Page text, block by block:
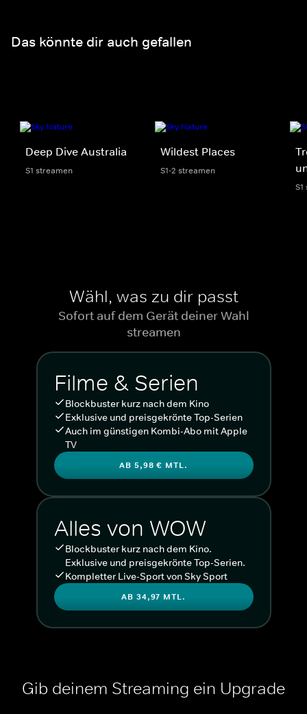
Das könnte dir auch gefallen
Deep Dive Australia
S1 streamen
Wildest Places
S1-2 streamen
Wähl, was zu dir passt
Sofort auf dem Gerät deiner Wahl
streamen
Filme & Serien
Blockbuster kurz nach dem Kino
Exklusive und preisgekrönte Top-Serien
Auch im günstigen Kombi-Abo mit Apple
TV
AB 5,98 € MTL.
Alles von WOW
Blockbuster kurz nach dem Kino.
Exklusive und preisgekrönte Top-Serien.
Kompletter Live-Sport von Sky Sport
AB 34,97 MTL.
Gib deinem Streaming ein Upgrade